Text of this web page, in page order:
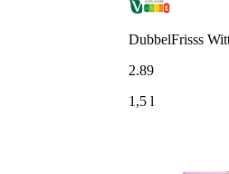
DubbelFrisss
2.89
1,5 l